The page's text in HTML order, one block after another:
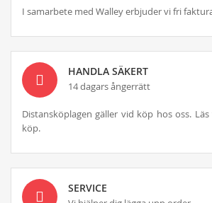
I samarbete med Walley erbjuder vi fri
HANDLA SÄKERT
14 dagars ångerrätt
Distansköplagen gäller vid köp hos oss.
köp.
SERVICE